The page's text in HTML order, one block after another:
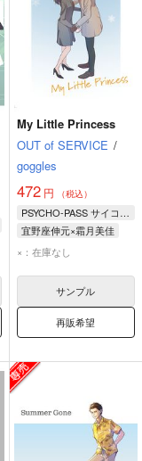
My Little Princess
OUT of SERVICE /
goggles
472円 （税込）
PSYCHO-PASS サイコパス
宜野座伸元×霜月美佳
宜野座伸元
×：在庫なし
サンプル
再販希望